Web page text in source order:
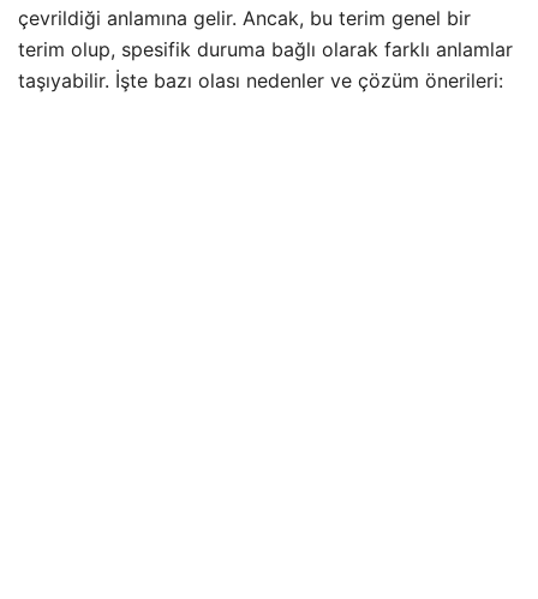
çevrildiği anlamına gelir. Ancak, bu terim genel bir
terim olup, spesifik duruma bağlı olarak farklı anlamlar
taşıyabilir. İşte bazı olası nedenler ve çözüm önerileri: